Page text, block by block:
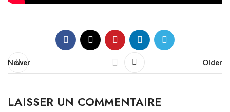
Newer Older
LAISSER UN COMMENTAIRE